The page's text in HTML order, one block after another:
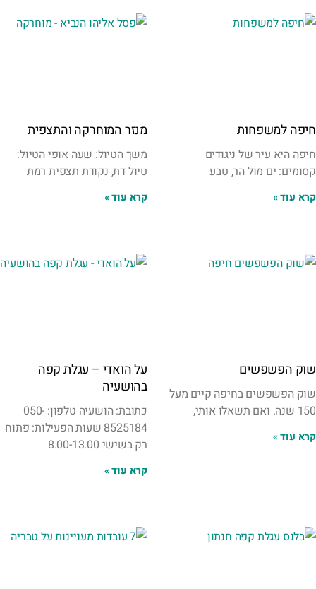
חיפה למשפחות
חיפה היא עיר של ניגודים
קסומים: ים מול הר, טבע
קרא עוד »
מנזר המוחרקה והתצפית
משך הטיול: שעה אופי הטיול:
טיול דת, נקודת תצפית רמת
קרא עוד »
שוק הפשפשים
שוק הפשפשים בחיפה קיים מעל
150 שנה. ואם תשאלו אותי,
קרא עוד »
על הואדי – עגלת קפה
בהושעיה
כתובת: הושעיה טלפון: 050-
8525184 שעות הפעילות: פתוח
רק בשישי 8.00-13.00
קרא עוד »